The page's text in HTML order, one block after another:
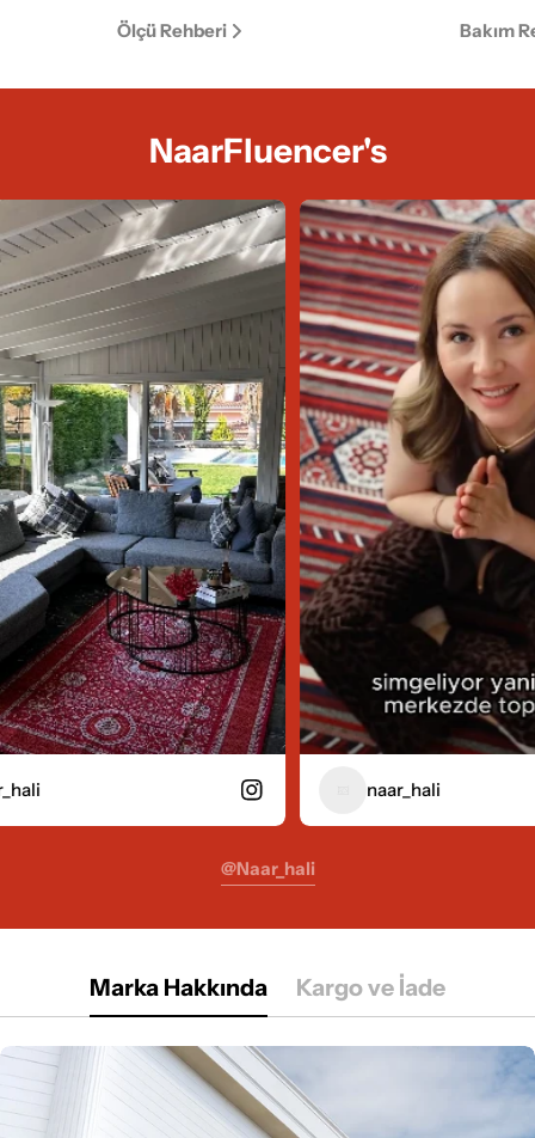
Ölçü Rehberi
Bakım
NaarFluencer's
naar_hali
@naar_hali
Marka Hakkında Kargo ve İade